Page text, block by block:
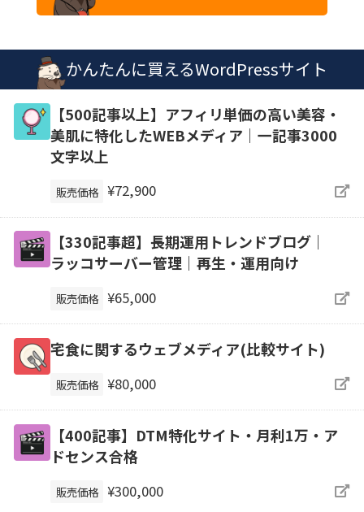
かんたんに買えるWordPressサイト
【500記事以上】アフィリ単価の高い美容・
美肌に特化したWEBメディア｜一記事3000
文字以上
販売価格 ¥72,900
【330記事超】長期運用トレンドブログ｜
ラッコサーバー管理｜再生・運用向け
販売価格 ¥65,000
宅食に関するウェブメディア(比較サイト)
販売価格 ¥80,000
【400記事】DTM特化サイト・月利1万・ア
ドセンス合格
販売価格 ¥300,000